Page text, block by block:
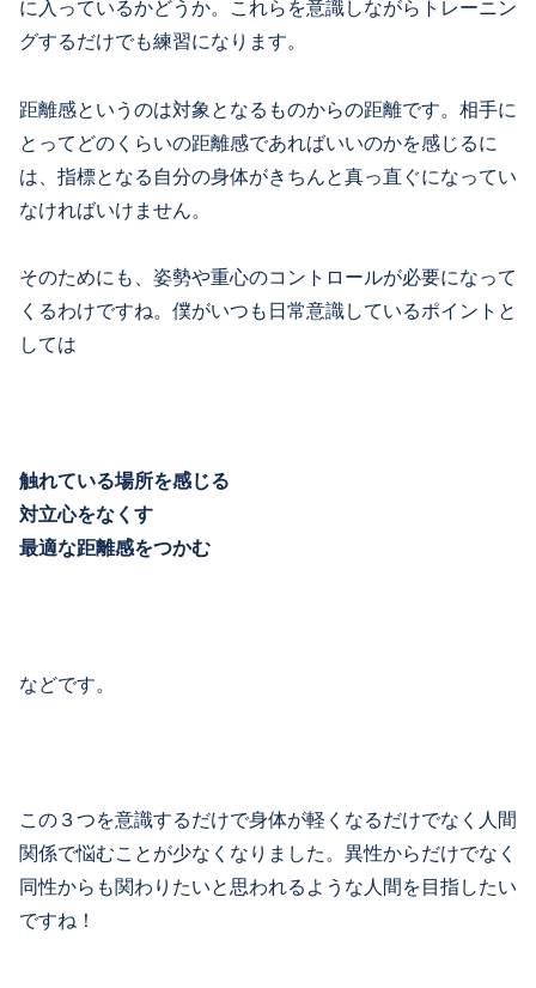
に入っているかどうか。これらを意識しながらトレーニン
グするだけでも練習になります。
距離感というのは対象となるものからの距離です。相手に
とってどのくらいの距離感であればいいのかを感じるに
は、指標となる自分の身体がきちんと真っ直ぐになってい
なければいけません。
そのためにも、姿勢や重心のコントロールが必要になって
くるわけですね。僕がいつも日常意識しているポイントと
しては
触れている場所を感じる
対立心をなくす
最適な距離感をつかむ
などです。
この３つを意識するだけで身体が軽くなるだけでなく人間
関係で悩むことが少なくなりました。異性からだけでなく
同性からも関わりたいと思われるような人間を目指したい
ですね！